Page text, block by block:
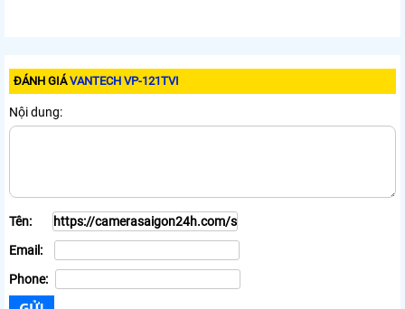
ĐÁNH GIÁVANTECH VP-121TVI
Nội dung:
Tên:
Email:
Phone: